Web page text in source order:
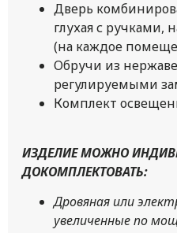
Дверь
глухая с ручками,
(на каждое
Обручи из
регулируемыми
Комплект
ИЗДЕЛИЕ МОЖНО
ДОКОМПЛЕКТОВАТЬ:
Дровяная или
увеличенные по